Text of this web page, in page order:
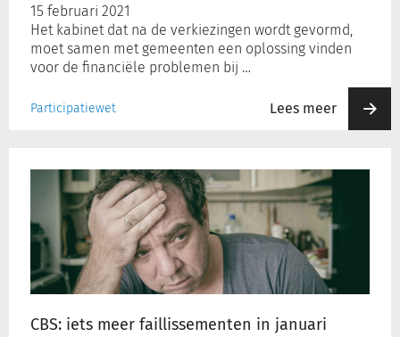
15 februari 2021
Het kabinet dat na de verkiezingen wordt gevormd,
moet samen met gemeenten een oplossing vinden
voor de financiële problemen bij …
Participatiewet Lees meer
CBS: iets meer faillissementen in januari
faillissementen
januari